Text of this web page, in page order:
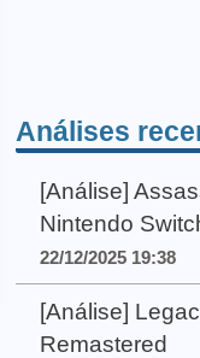
Análises
[Análise]
Nintendo
22/12/2025 19:38
[Análise]
Remastered